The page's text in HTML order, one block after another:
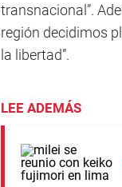
transnacional”.
región decidimos
la libertad”.
LEE ADEMÁS